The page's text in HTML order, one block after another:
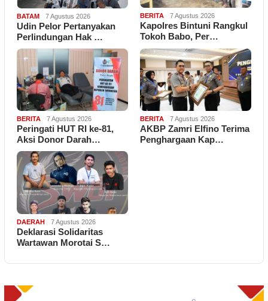
BATAM 7 Agustus 2026
Udin Pelor Pertanyakan
Perlindungan Hak …
BERITA 7 Agustus 2026
Kapolres Bintuni Rangkul
Tokoh Babo, Per…
BERITA 7 Agustus 2026
Peringati HUT RI ke-81,
Aksi Donor Darah…
BERITA 7 Agustus 2026
AKBP Zamri Elfino Terima
Penghargaan Kap…
DAERAH 7 Agustus 2026
Deklarasi Solidaritas
Wartawan Morotai S…